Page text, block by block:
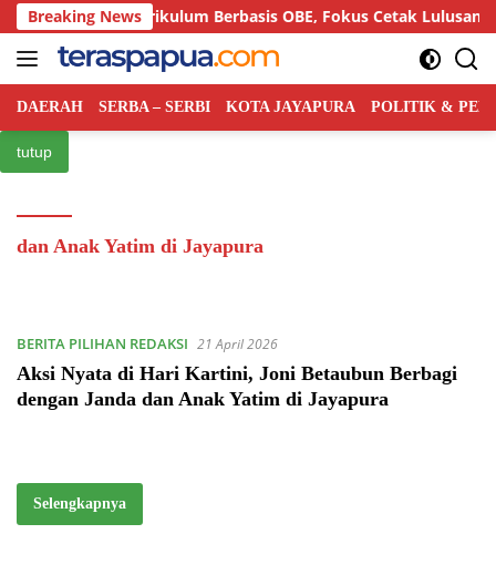
Langsung
ke
konten
Breaking News
Semiloka Kurikulum Berbasis OBE, Fokus Cetak Lulusan
DAERAH SERBA – SERBI KOTA JAYAPURA POLITIK &
tutup
dan Anak Yatim di Jayapura
BERITA PILIHAN REDAKSI 21 April 2026
Aksi Nyata di Hari Kartini, Joni Betaubun Berbagi
dengan Janda dan Anak Yatim di Jayapura
Selengkapnya